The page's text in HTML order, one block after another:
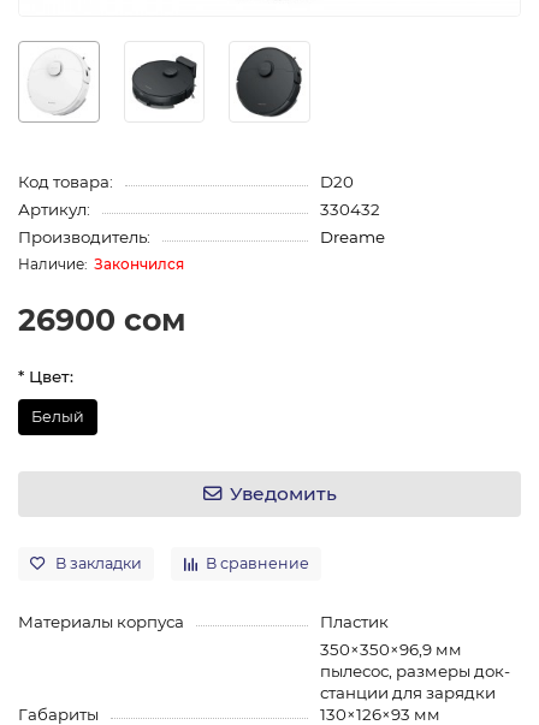
Код товара:
D20
Артикул:
330432
Производитель:
Dreame
Закончился
26900 сом
* Цвет:
Белый
Уведомить
В закладки В сравнение
Материалы корпуса Пластик
Габариты
350×350×96,9 мм
пылесос, размеры док-
станции для зарядки
130×126×93 мм